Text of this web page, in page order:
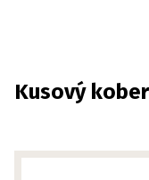
Kusový